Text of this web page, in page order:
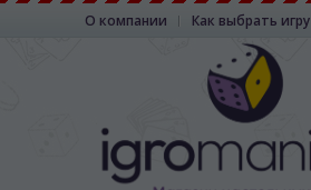
О компании Как выбрать игру